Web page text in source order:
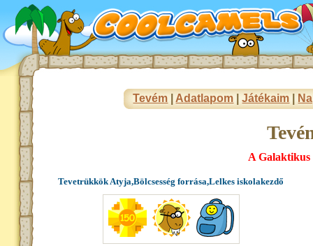
Tevém Adatlapom |Játékaim
A Galaktikus
Tevetrükkök Atyja,Bölcsesség forrása,Lelkes iskolakezdő